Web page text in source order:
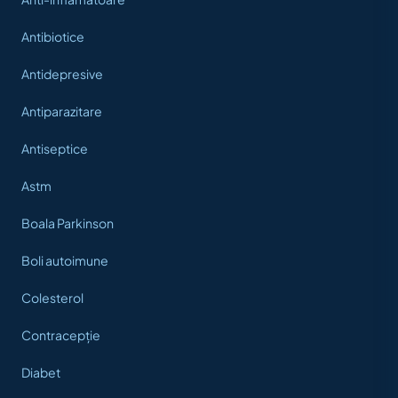
Antibiotice
Antidepresive
Antiparazitare
Antiseptice
Astm
Boala Parkinson
Boli autoimune
Colesterol
Contracepție
Diabet